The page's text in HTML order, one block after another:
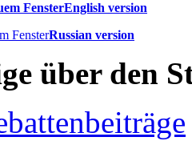
English version
Russian version
über den